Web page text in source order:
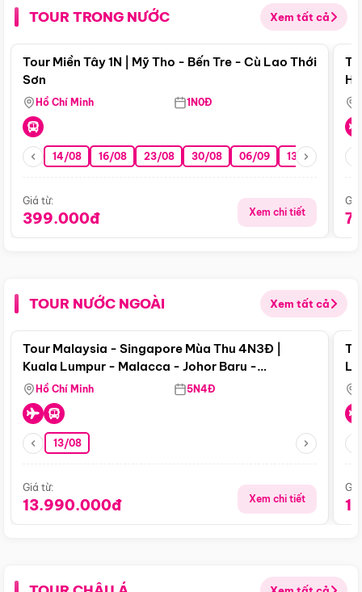
TOUR TRONG NƯỚC Xem tất cả
Điểm nổi bật
Tour Miền Tây 1N | Mỹ Tho - Bến Tre - Cù Lao Thới
Sơn
Hồ Chí Minh 1N0Đ
14/08 16/08 23/08 30/08 06/09 13/09 20/09
Giá từ:
399.000đ Xem chi tiết
TOUR NƯỚC NGOÀI Xem tất cả
Điểm nổi bật
Tour Malaysia - Singapore Mùa Thu 4N3Đ |
Kuala Lumpur - Malacca - Johor Baru -
Singapore
Hồ Chí Minh 5N4Đ
13/08
Giá từ:
13.990.000đ Xem chi tiết